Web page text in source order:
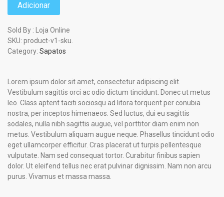
Adicionar
Sold By : Loja Online
SKU: product-v1-sku
Category: Sapatos
Lorem ipsum dolor sit amet, consectetur adipiscing elit.
Vestibulum sagittis orci ac odio dictum tincidunt. Donec ut metus
leo. Class aptent taciti sociosqu ad litora torquent per conubia
nostra, per inceptos himenaeos. Sed luctus, dui eu sagittis
sodales, nulla nibh sagittis augue, vel porttitor diam enim non
metus. Vestibulum aliquam augue neque. Phasellus tincidunt odio
eget ullamcorper efficitur. Cras placerat ut turpis pellentesque
vulputate. Nam sed consequat tortor. Curabitur finibus sapien
dolor. Ut eleifend tellus nec erat pulvinar dignissim. Nam non arcu
purus. Vivamus et massa massa.